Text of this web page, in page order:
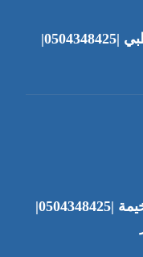
شركة تنظيف خزانات في ابوظبي |0504348425|
شركة تنظيف كنب في راس الخيمة |0504348425|